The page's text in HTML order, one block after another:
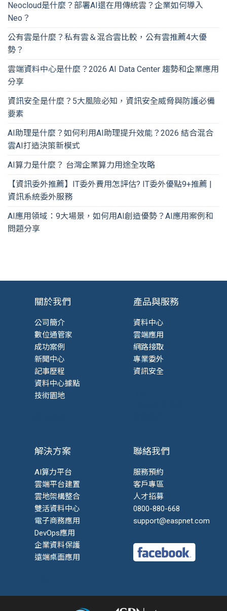
Neocloud是什麼？部署AI還在用傳統雲？企業如何導入
Neo？
公有雲是什麼？私有雲＆混合雲比較，公有雲推薦4大優
勢？
雲端資料中心是什麼？2026 AI Data Center 趨勢和企業應用
分享
資訊安全是什麼？5大風險必知，資訊安全威脅與防護必備
要素
AI助理是什麼？如何利用AI助理提升效能？2026 結合混合
雲AI打造決策新模式
AI算力是什麼？ 台灣企業算力用途全攻略
【資訊委外推薦】IT委外費用怎評估? IT委外優點9+推薦 |
資訊系統委外服務
AI應用領域：9大場景，如何用AI創造優勢？AI應用案例和
問題分享
關於我們
公司簡介
數位通管家
成功案例
新聞中心
記事歷程
資料中心據點
技術園地
產品與服務
資料中心
雲端應用
網路接取
專業委外
資訊安全
解決方案
AI算力平台
雲端平台建置
雲地架構整合
雙活資料中心
電子商務應用
DevOps應用
企業資料保護
遠端桌面應用
聯絡我們
服務預約
客戶專區
人才招募
0800-880-668
support@easpnet.com